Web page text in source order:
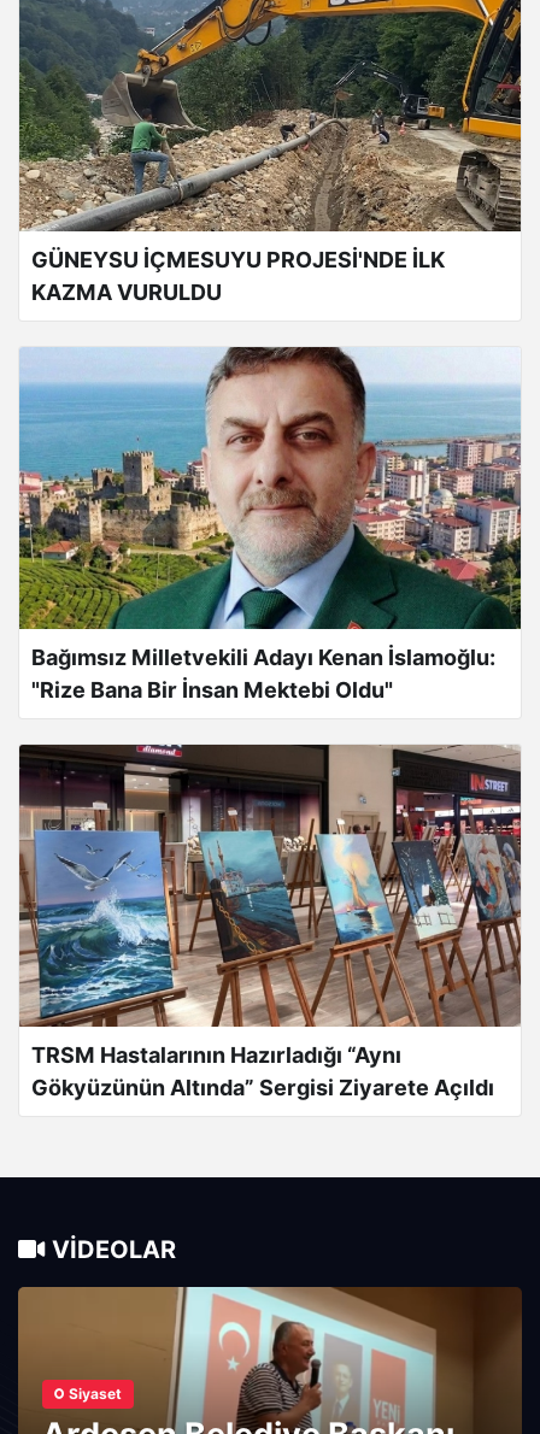
GÜNEYSU İÇMESUYU PROJESİ'NDE İLK
KAZMA VURULDU
Bağımsız Milletvekili Adayı Kenan İslamoğlu:
"Rize Bana Bir İnsan Mektebi Oldu"
TRSM Hastalarının Hazırladığı “Aynı
Gökyüzünün Altında” Sergisi Ziyarete Açıldı
VIDEOLAR
Siyaset